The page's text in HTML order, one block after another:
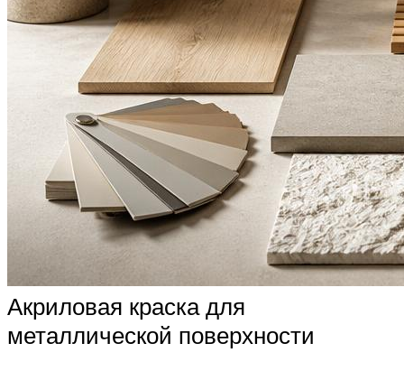
Акриловая краска для
металлической поверхности